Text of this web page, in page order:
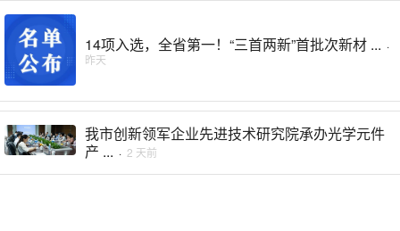
14项入选，全省第一！“三首两新”首批次新材 ... ·
昨天
我市创新领军企业先进技术研究院承办光学元件
产 ... · 2 天前